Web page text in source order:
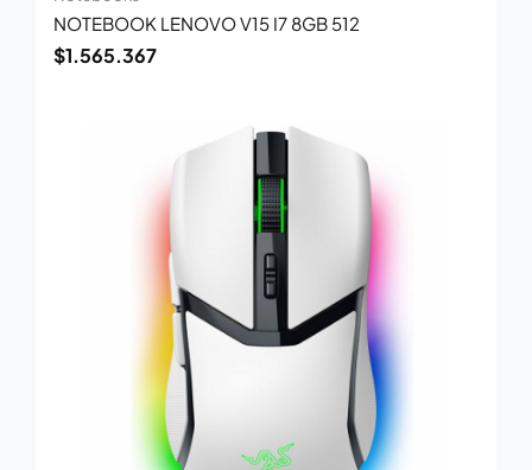
NOTEBOOK LENOVO V15 I7 8GB 512
$1.565.367